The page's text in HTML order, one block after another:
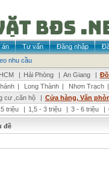
án Tư vấn Đăng nhập
nhu cầu
| Hải Phòng | An Giang |
| Long Thành | Nhơn Trạch |
cư ,căn hộ | Cửa hàng, Văn
triệu | 1,5 - 3 triệu | 3 - 6 triệu |
đề